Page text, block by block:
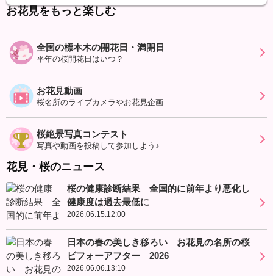
お花見をもっと楽しむ
全国の標本木の開花日・満開日
平年の桜開花日はいつ？
お花見動画
桜名所のライブカメラやお花見企画
桜絶景写真コンテスト
写真や動画を投稿して参加しよう♪
花見・桜のニュース
桜の健康診断結果 全国的に前年より悪化し
健康度は過去最低に
2026.06.15.12:00
日本の春の美しき移ろい お花見の名所の桜
ビフォーアフター 2026
2026.06.06.13:10